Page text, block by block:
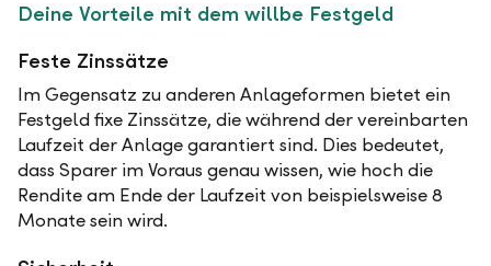
Deine Vorteile mit dem willbe Festgeld
Feste Zinssätze
Im Gegensatz zu anderen Anlageformen bietet ein
Festgeld fixe Zinssätze, die während der vereinbarten
Laufzeit der Anlage garantiert sind. Dies bedeutet,
dass Sparer im Voraus genau wissen, wie hoch die
Rendite am Ende der Laufzeit von beispielsweise 8
Monate sein wird.